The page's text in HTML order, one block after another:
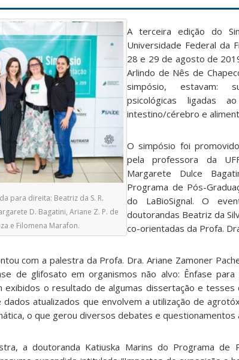
para direita: Beatriz da S. R.
D. Bagatini, Ariane Z. P. de
e Filomena Marafon.
A terceira edição do
Universidade Federal da
28 e 29 de agosto de
Arlindo de Nês de
simpósio, estavam:
psicológicas ligadas
intestino/cérebro e
O simpósio foi
pela professora da
Margarete Dulce
Programa de Pós-
do LaBioSignal. O
doutorandas Beatriz da
co-orientadas da Profa.
com a palestra da Profa. Dra. Ariane Zamoner
de glifosato em organismos não alvo: Ênfase
exibidos o resultado de algumas dissertação e tesses
dados atualizados que envolvem a utilização de
o que gerou diversos debates e questionamentos
a doutoranda Katiuska Marins do Programa de